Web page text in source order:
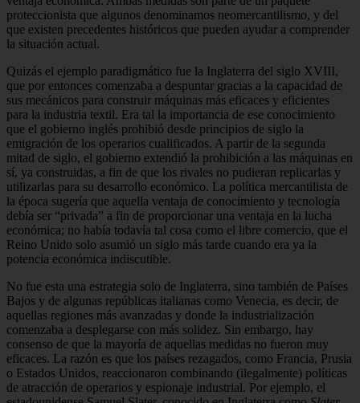
proteccionista que algunos denominamos neomercantilismo, y del
que existen precedentes históricos que pueden ayudar a comprender
la situación actual.
Quizás el ejemplo paradigmático fue la Inglaterra del siglo XVIII,
que por entonces comenzaba a despuntar gracias a la capacidad de
sus mecánicos para construir máquinas más eficaces y eficientes
para la industria textil. Era tal la importancia de ese conocimiento
que el gobierno inglés prohibió desde principios de siglo la
emigración de los operarios cualificados. A partir de la segunda
mitad de siglo, el gobierno extendió la prohibición a las máquinas en
sí, ya construidas, a fin de que los rivales no pudieran replicarlas y
utilizarlas para su desarrollo económico. La política mercantilista de
la época sugería que aquella ventaja de conocimiento y tecnología
debía ser “privada” a fin de proporcionar una ventaja en la lucha
económica; no había todavía tal cosa como el libre comercio, que el
Reino Unido solo asumió un siglo más tarde cuando era ya la
potencia económica indiscutible.
No fue esta una estrategia solo de Inglaterra, sino también de Países
Bajos y de algunas repúblicas italianas como Venecia, es decir, de
aquellas regiones más avanzadas y donde la industrialización
comenzaba a desplegarse con más solidez. Sin embargo, hay
consenso de que la mayoría de aquellas medidas no fueron muy
eficaces. La razón es que los países rezagados, como Francia, Prusia
o Estados Unidos, reaccionaron combinando (ilegalmente) políticas
de atracción de operarios y espionaje industrial. Por ejemplo, el